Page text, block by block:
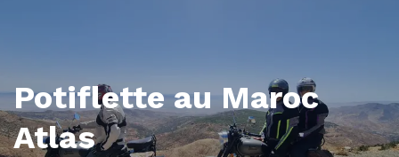
Potiflette au Maroc
Atlas